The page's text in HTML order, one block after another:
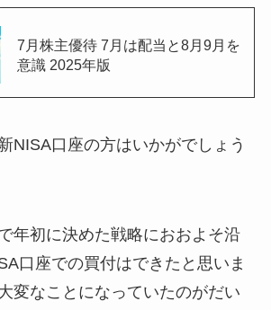
7月株主優待 7月は配当と8月9月を
意識 2025年版
NISA口座の方はいかがでしょう
年初に決めた戦略におおよそ沿
口座での買付はできたと思いま
変なことになっていたのがだい